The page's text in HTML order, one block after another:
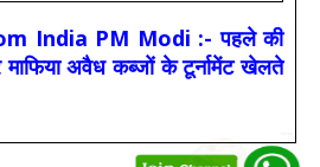
India PM Modi :- पहले की
अवैध कब्जों के टूर्नामेंट खेलते